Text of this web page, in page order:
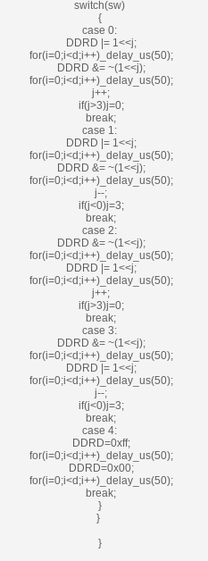
switch(sw)
{
case 0:
DDRD |= 1<<j;
for(i=0;i<d;i++)_delay_us(50);
DDRD &= ~(1<<j);
for(i=0;i<d;i++)_delay_us(50);
j++;
if(j>3)j=0;
break;
case 1:
DDRD |= 1<<j;
for(i=0;i<d;i++)_delay_us(50);
DDRD &= ~(1<<j);
for(i=0;i<d;i++)_delay_us(50);
j--;
if(j<0)j=3;
break;
case 2:
DDRD &= ~(1<<j);
for(i=0;i<d;i++)_delay_us(50);
DDRD |= 1<<j;
for(i=0;i<d;i++)_delay_us(50);
j++;
if(j>3)j=0;
break;
case 3:
DDRD &= ~(1<<j);
for(i=0;i<d;i++)_delay_us(50);
DDRD |= 1<<j;
for(i=0;i<d;i++)_delay_us(50);
j--;
if(j<0)j=3;
break;
case 4:
DDRD=0xff;
for(i=0;i<d;i++)_delay_us(50);
DDRD=0x00;
for(i=0;i<d;i++)_delay_us(50);
break;
}
}
}